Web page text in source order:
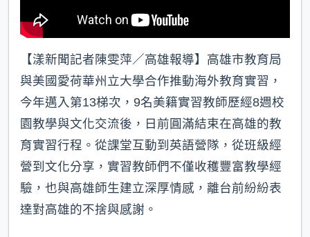
【漾新聞記者陳雯萍／高雄報導】高雄市教育局
與美國愛荷華州立大學合作推動海外教育實習，
今年邁入第13梯次，9名美籍實習教師歷經8週校
園教學與文化交流後，日前圓滿結束在高雄的教
育實習行程。從課堂互動到英語營隊，從班級經
營到文化分享，實習教師們不僅收穫豐富教學經
驗，也與高雄師生建立深厚情感，離台前紛紛表
達對高雄的不捨與感謝。